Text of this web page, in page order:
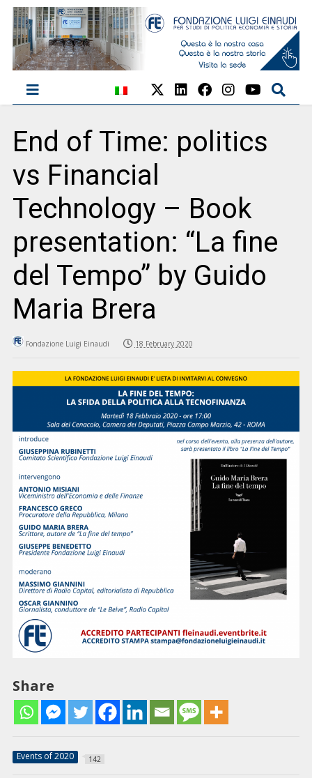
End of Time: politics
vs Financial
Technology – Book
presentation: “La fine
del Tempo” by Guido
Maria Brera
Fondazione Luigi Einaudi 18 February 2020
Share
Events of 2020 142